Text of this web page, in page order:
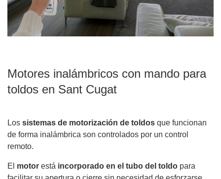
Motores inalámbricos con mando para
toldos en Sant Cugat
Los sistemas de motorización de toldos que funcionan
de forma inalámbrica son controlados por un control
remoto.
El motor está incorporado en el tubo del toldo para